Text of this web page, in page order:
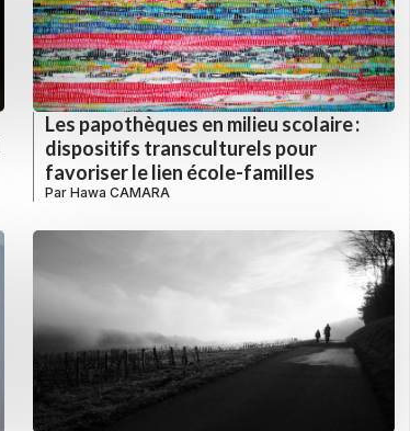
Les papothèques en milieu scolaire :
dispositifs transculturels pour
favoriser le lien école-familles
Par Hawa CAMARA